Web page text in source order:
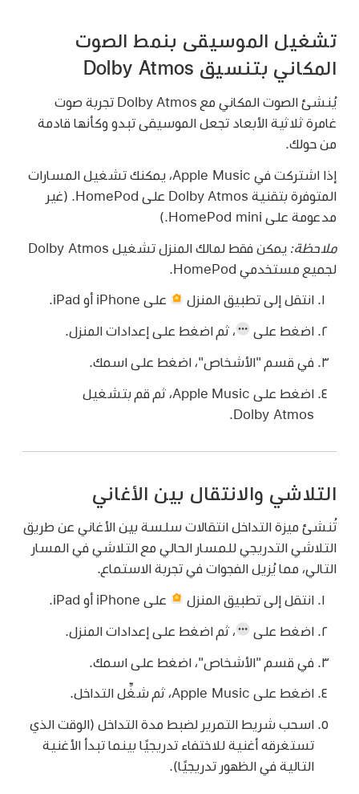
تشغيل الموسيقى بنمط الصوت
المكاني بتنسيق Dolby Atmos
يُنشئ الصوت المكاني مع Dolby Atmos تجربة صوت
غامرة ثلاثية الأبعاد تجعل الموسيقى تبدو وكأنها قادمة
من حولك.
إذا اشتركت في Apple Music، يمكنك تشغيل المسارات
المتوفرة بتقنية Dolby Atmos على HomePod. (غير
مدعومة على HomePod mini.)
ملاحظة:
يمكن فقط لمالك المنزل تشغيل Dolby Atmos
لجميع مستخدمي HomePod.
انتقل إلى تطبيق المنزل على iPhone أو iPad.
اضغط على ، ثم اضغط على إعدادات المنزل.
في قسم "الأشخاص"، اضغط على اسمك.
اضغط على Apple Music، ثم قم بتشغيل
Dolby Atmos.
التلاشي والانتقال بين الأغاني
تُنشئ ميزة التداخل انتقالات سلسة بين الأغاني عن طريق
التلاشي التدريجي للمسار الحالي مع التلاشي في المسار
التالي، مما يُزيل الفجوات في تجربة الاستماع.
انتقل إلى تطبيق المنزل على iPhone أو iPad.
اضغط على ، ثم اضغط على إعدادات المنزل.
في قسم "الأشخاص"، اضغط على اسمك.
اضغط على Apple Music، ثم شغِّل التداخل.
اسحب شريط التمرير لضبط مدة التداخل (الوقت الذي
تستغرقه أغنية للاختفاء تدريجيًا بينما تبدأ الأغنية
التالية في الظهور تدريجيًا).